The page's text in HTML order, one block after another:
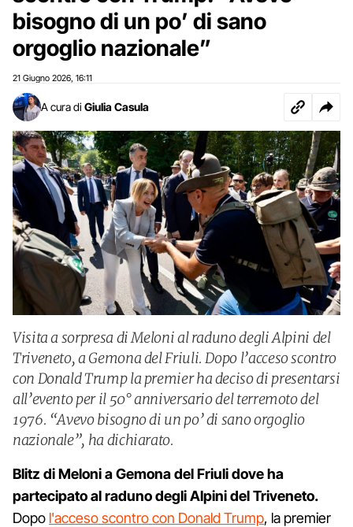
bisogno di un po’ di sano
orgoglio nazionale”
21 Giugno 2026 16:11
A cura di Giulia Casula
Visita a sorpresa di Meloni al raduno degli Alpini del
Triveneto, a Gemona del Friuli. Dopo l’acceso scontro
con Donald Trump la premier ha deciso di presentarsi
all’evento per il 50° anniversario del terremoto del
1976. “Avevo bisogno di un po’ di sano orgoglio
nazionale”, ha dichiarato.
Blitz di Meloni a Gemona del Friuli dove ha
partecipato al raduno degli Alpini del Triveneto.
Dopo l'acceso scontro con Donald Trump, la premier